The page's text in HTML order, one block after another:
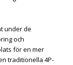
under de
och
för en mer
traditionella 4P-